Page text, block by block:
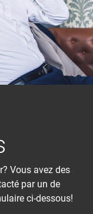
Vous avez des
par un de
ci-dessous!